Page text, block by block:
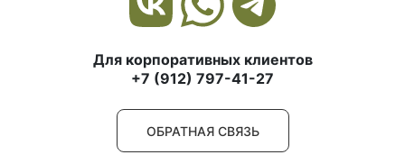
Для корпоративных клиентов
+7 (912) 797-41-27
ОБРАТНАЯ СВЯЗЬ